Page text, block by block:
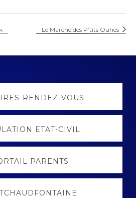
Le Marché des P’tits Ouhès
RENDEZ-VOUS
ETAT-CIVIL
PARENTS